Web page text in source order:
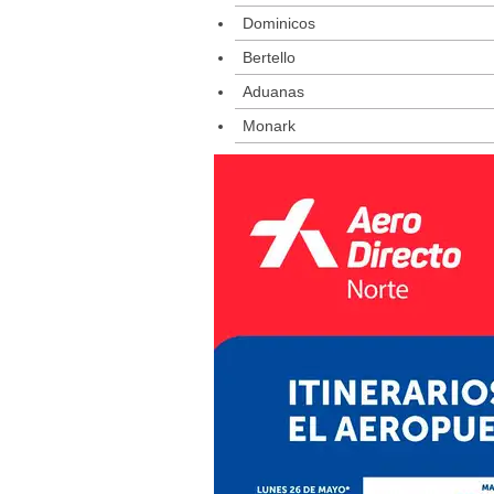
Dominicos
Bertello
Aduanas
Monark